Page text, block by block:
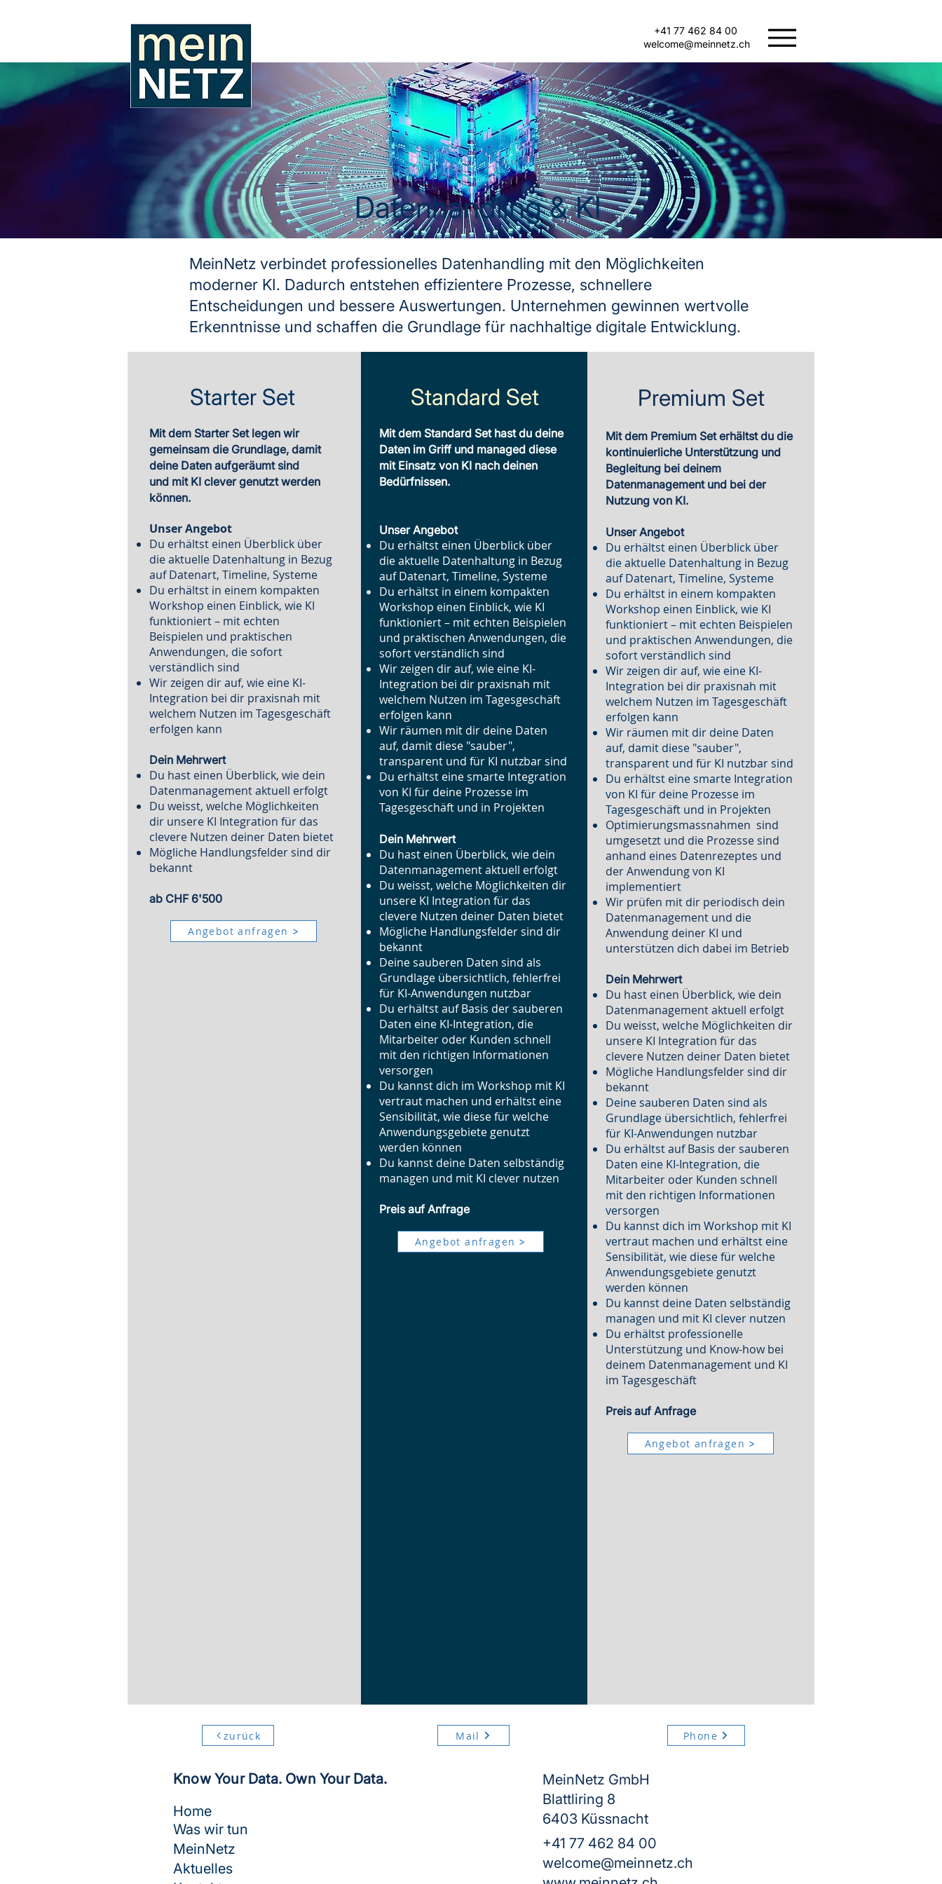
+41 77 462 84 00
welcome@meinnetz.ch
Datenhandling & KI
MeinNetz verbindet professionelles Datenhandling mit den Möglichkeiten
moderner KI. Dadurch entstehen effizientere Prozesse, schnellere
Entscheidungen und bessere Auswertungen. Unternehmen gewinnen wertvolle
Erkenntnisse und schaffen die Grundlage für nachhaltige digitale Entwicklung.
Starter Set
Mit dem Starter Set legen wir
gemeinsam die Grundlage, damit
deine Daten aufgeräumt sind
und mit KI clever genutzt werden
können.
Unser Angebot
Du erhältst einen Überblick über
die aktuelle Datenhaltung in Bezug
auf Datenart, Timeline, Systeme
Du erhältst in einem kompakten
Workshop einen Einblick, wie KI
funktioniert – mit echten
Beispielen und praktischen
Anwendungen, die sofort
verständlich sind
Wir zeigen dir auf, wie eine KI-
Integration bei dir praxisnah mit
welchem Nutzen im Tagesgeschäft
erfolgen kann
Dein Mehrwert
Du hast einen Überblick, wie dein
Datenmanagement aktuell erfolgt
Du weisst, welche Möglichkeiten
dir unsere KI Integration für das
clevere Nutzen deiner Daten bietet
Mögliche Handlungsfelder sind dir
bekannt​
ab CHF 6'500
Angebot anfragen
Standard Set
Mit dem Standard Set hast du deine
Daten im Griff und managed diese
mit Einsatz von KI nach deinen
Bedürfnissen.
Unser Angebot
Du erhältst einen Überblick über
die aktuelle Datenhaltung in Bezug
auf Datenart, Timeline, Systeme
Du erhältst in einem kompakten
Workshop einen Einblick, wie KI
funktioniert – mit echten Beispielen
und praktischen Anwendungen, die
sofort verständlich sind
Wir zeigen dir auf, wie eine KI-
Integration bei dir praxisnah mit
welchem Nutzen im Tagesgeschäft
erfolgen kann
Wir räumen mit dir deine Daten
auf, damit diese "sauber",
transparent und für KI nutzbar sind
Du erhältst eine smarte Integration
von KI für deine Prozesse im
Tagesgeschäft und in Projekten
Dein Mehrwert
Du hast einen Überblick, wie dein
Datenmanagement aktuell erfolgt
Du weisst, welche Möglichkeiten dir
unsere KI Integration für das
clevere Nutzen deiner Daten bietet
Mögliche Handlungsfelder sind dir
bekannt
Deine sauberen Daten sind als
Grundlage übersichtlich, fehlerfrei
für KI-Anwendungen nutzbar
Du erhältst auf Basis der sauberen
Daten eine KI-Integration, die
Mitarbeiter oder Kunden schnell
mit den richtigen Informationen
versorgen
Du kannst dich im Workshop mit KI
vertraut machen und erhältst eine
Sensibilität, wie diese für welche
Anwendungsgebiete genutzt
werden können
Du kannst deine Daten selbständig
managen und mit KI clever nutzen
Preis auf Anfrage
Angebot anfragen
Premium Set
Mit dem Premium Set erhältst du die
kontinuierliche Unterstützung und
Begleitung bei deinem
Datenmanagement und bei der
Nutzung von KI.
Unser Angebot
Du erhältst einen Überblick über
die aktuelle Datenhaltung in Bezug
auf Datenart, Timeline, Systeme
Du erhältst in einem kompakten
Workshop einen Einblick, wie KI
funktioniert – mit echten Beispielen
und praktischen Anwendungen, die
sofort verständlich sind
Wir zeigen dir auf, wie eine KI-
Integration bei dir praxisnah mit
welchem Nutzen im Tagesgeschäft
erfolgen kann
Wir räumen mit dir deine Daten
auf, damit diese "sauber",
transparent und für KI nutzbar sind
Du erhältst eine smarte Integration
von KI für deine Prozesse im
Tagesgeschäft und in Projekten
Optimierungsmassnahmen sind
umgesetzt und die Prozesse sind
anhand eines Datenrezeptes und
der Anwendung von KI
implementiert
Wir prüfen mit dir periodisch dein
Datenmanagement und die
Anwendung deiner KI und
unterstützen dich dabei im Betrieb
Dein Mehrwert
Du hast einen Überblick, wie dein
Datenmanagement aktuell erfolgt
Du weisst, welche Möglichkeiten dir
unsere KI Integration für das
clevere Nutzen deiner Daten bietet
Mögliche Handlungsfelder sind dir
bekannt
Deine sauberen Daten sind als
Grundlage übersichtlich, fehlerfrei
für KI-Anwendungen nutzbar
Du erhältst auf Basis der sauberen
Daten eine KI-Integration, die
Mitarbeiter oder Kunden schnell
mit den richtigen Informationen
versorgen
Du kannst dich im Workshop mit KI
vertraut machen und erhältst eine
Sensibilität, wie diese für welche
Anwendungsgebiete genutzt
werden können
Du kannst deine Daten selbständig
managen und mit KI clever nutzen
​Du erhältst professionelle
Unterstützung und Know-how bei
deinem Datenmanagement und KI
im Tagesgeschäft
Preis auf Anfrage
Angebot anfragen
zurück Mail Phone
Know Your Data. Own Your Data.
Home
Was wir tun
MeinNetz
Aktuelles
MeinNetz GmbH
Blattliring 8
6403 Küssnacht
+41 77 462 84 00
welcome@meinnetz.ch